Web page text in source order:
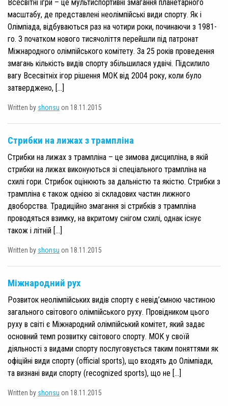
Всесвітні ігри – це мультиспортивні змагання планетарного
масштабу, де представлені неолімпійські види спорту. Як і
Олімпіада, відбуваються раз на чотири роки, починаючи з 1981-
го. З початком нового тисячоліття перейшли під патронат
Міжнародного олімпійського комітету. За 25 років проведення
змагань кількість видів спорту збільшилася удвічі. Підсилило
вагу Всесвітніх ігор рішення МОК від 2004 року, коли було
затверджено, […]
Written by shonsu on 18.11.2015
Стрибки на лижах з трампліна
Стрибки на лижах з трампліна – це зимова дисципліна, в якій
стрибки на лижах виконуються зі спеціального трампліна на
схилі гори. Стрибок оцінюють за дальністю та якістю. Стрибки з
трампліна є також однією зі складових частин лижного
двоборства. Традиційно змагання зі стрибків з трампліна
проводяться взимку, на вкритому снігом схилі, однак існує
також і літній […]
Written by shonsu on 18.11.2015
Міжнародний рух
Розвиток неолімпійських видів спорту є невід’ємною частиною
загального світового олімпійського руху. Провідником цього
руху в світі є Міжнародний олімпійський комітет, який задає
основний темп розвитку світового спорту. МОК у своїй
діяльності з видами спорту послуговується таким поняттями як
офіційні види спорту (official sports), що входять до Олімпіади,
та визнані види спорту (recognized sports), що не […]
Written by shonsu on 18.11.2015